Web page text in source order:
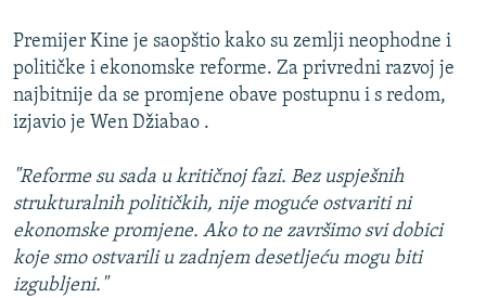
NASTANAK I RASPAD JUGOSLAVIJE
Premijer Kine je saopštio kako su zemlji neophodne i
političke i ekonomske reforme. Za privredni razvoj je
najbitnije da se promjene obave postupnu i s redom,
izjavio je Wen Džiabao .
"Reforme su sada u kritičnoj fazi. Bez uspješnih
strukturalnih političkih, nije moguće ostvariti ni
ekonomske promjene. Ako to ne završimo svi dobici
koje smo ostvarili u zadnjem desetljeću mogu biti
izgubljeni."